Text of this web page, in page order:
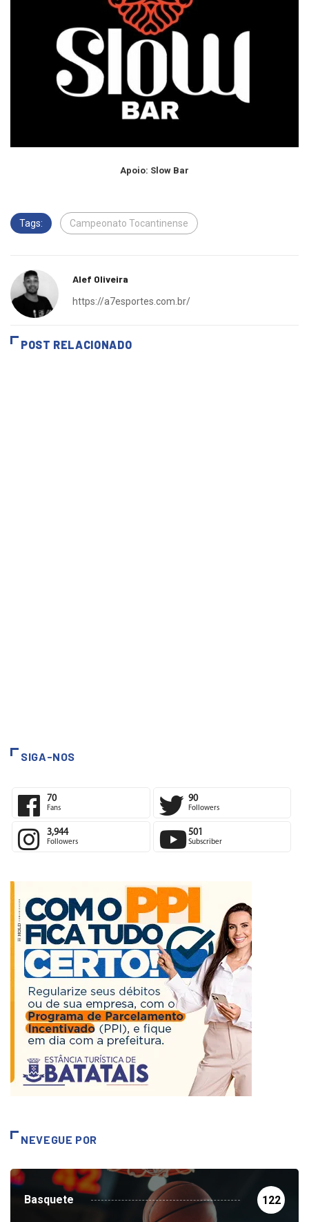
Apoio: Slow Bar
Tags: Campeonato Tocantinense
Alef Oliveira
https://a7esportes.com.br/
POST RELACIONADO
SIGA-NOS
70
Fans
90
Followers
3,944
Followers
501
Subscriber
NEVEGUE POR
Basquete 122